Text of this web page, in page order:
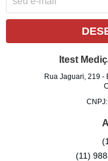
Itest
Rua Jaguari, 219 -
(11)